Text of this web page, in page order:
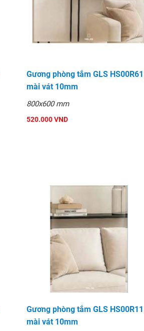
Gương phòng tắm GLS HS00R61
mài vát 10mm
800x600 mm
520.000 VND
Gương phòng tắm GLS HS00R11
mài vát 10mm